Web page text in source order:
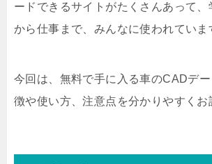
ードできるサイトがたくさんあって、
から仕事まで、みんなに使われていま
今回は、無料で手に入る車のCADデ
徴や使い方、注意点を分かりやすくお